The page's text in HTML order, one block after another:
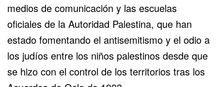
medios de comunicación y las escuelas
oficiales de la Autoridad Palestina, que han
estado fomentando el antisemitismo y el odio a
los judíos entre los niños palestinos desde que
se hizo con el control de los territorios tras los